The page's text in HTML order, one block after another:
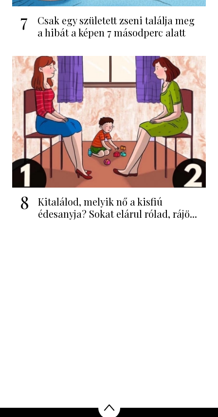
7
Csak egy született zseni találja meg
a hibát a képen 7 másodperc alatt
8
Kitalálod, melyik nő a kisfiú
édesanyja? Sokat elárul rólad, rájö...